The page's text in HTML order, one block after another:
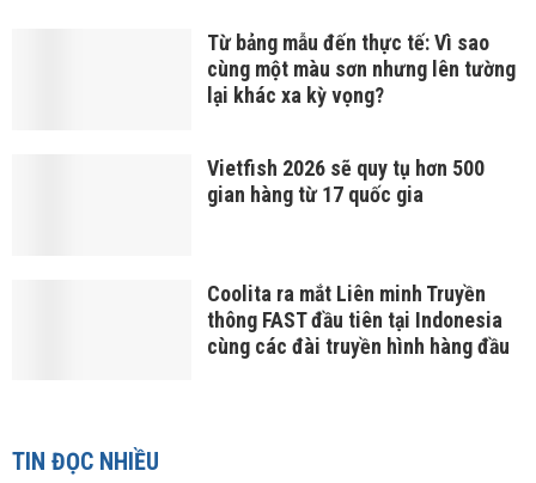
Từ bảng mẫu đến thực tế: Vì sao
cùng một màu sơn nhưng lên tường
lại khác xa kỳ vọng?
Vietfish 2026 sẽ quy tụ hơn 500
gian hàng từ 17 quốc gia
Coolita ra mắt Liên minh Truyền
thông FAST đầu tiên tại Indonesia
cùng các đài truyền hình hàng đầu
TIN ĐỌC NHIỀU